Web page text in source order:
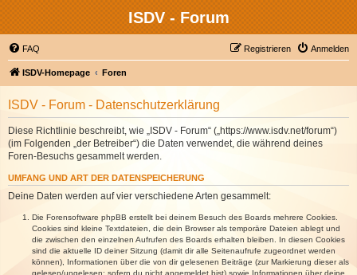
ISDV - Forum
FAQ Anmelden
Registrieren
ISDV-Homepage Foren
ISDV - Forum - Datenschutzerklärung
Diese Richtlinie beschreibt, wie „ISDV - Forum“ („https://www.isdv.net/forum“)
(im Folgenden „der Betreiber“) die Daten verwendet, die während deines
Foren-Besuchs gesammelt werden.
UMFANG UND ART DER DATENSPEICHERUNG
Deine Daten werden auf vier verschiedene Arten gesammelt:
Die Forensoftware phpBB erstellt bei deinem Besuch des Boards mehrere Cookies.
Cookies sind kleine Textdateien, die dein Browser als temporäre Dateien ablegt und
die zwischen den einzelnen Aufrufen des Boards erhalten bleiben. In diesen Cookies
sind die aktuelle ID deiner Sitzung (damit dir alle Seitenaufrufe zugeordnet werden
können), Informationen über die von dir gelesenen Beiträge (zur Markierung dieser als
gelesen/ungelesen; sofern du nicht angemeldet bist) sowie Informationen über deine